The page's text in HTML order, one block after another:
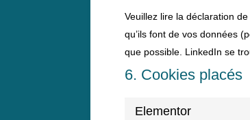
Veuillez lire la déclaration
qu’ils font de vos données
que possible. LinkedIn se
6. Cookies placés
Elementor